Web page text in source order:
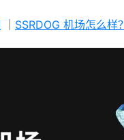
SSRDOG 机场怎么样？